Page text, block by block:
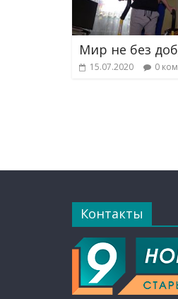
Мир не без
15.07.2020 0
Контакты